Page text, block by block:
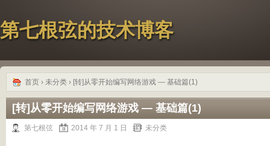
第七根弦的技术博客
首页 › 未分类 › [转]从零开始编写网络游戏 — 基础篇(1)
[转]从零开始编写网络游戏 — 基础篇(1)
第七根弦 2014 年 7 月 1 日 未分类